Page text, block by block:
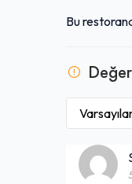
Bu